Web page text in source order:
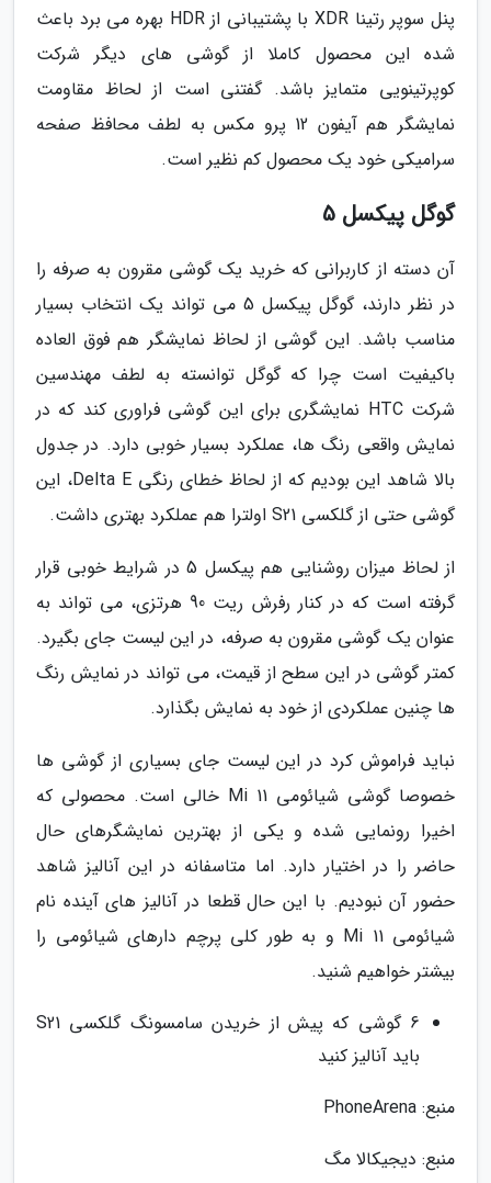
پنل سوپر رتینا XDR با پشتیبانی از HDR بهره می برد باعث
شده این محصول کاملا از گوشی های دیگر شرکت
کوپرتینویی متمایز باشد. گفتنی است از لحاظ مقاومت
نمایشگر هم آیفون 12 پرو مکس به لطف محافظ صفحه
سرامیکی خود یک محصول کم نظیر است.
گوگل پیکسل 5
آن دسته از کاربرانی که خرید یک گوشی مقرون به صرفه را
در نظر دارند، گوگل پیکسل 5 می تواند یک انتخاب بسیار
مناسب باشد. این گوشی از لحاظ نمایشگر هم فوق العاده
باکیفیت است چرا که گوگل توانسته به لطف مهندسین
شرکت HTC نمایشگری برای این گوشی فراوری کند که در
نمایش واقعی رنگ ها، عملکرد بسیار خوبی دارد. در جدول
بالا شاهد این بودیم که از لحاظ خطای رنگی Delta E، این
گوشی حتی از گلکسی S21 اولترا هم عملکرد بهتری داشت.
از لحاظ میزان روشنایی هم پیکسل 5 در شرایط خوبی قرار
گرفته است که در کنار رفرش ریت 90 هرتزی، می تواند به
عنوان یک گوشی مقرون به صرفه، در این لیست جای بگیرد.
کمتر گوشی در این سطح از قیمت، می تواند در نمایش رنگ
ها چنین عملکردی از خود به نمایش بگذارد.
نباید فراموش کرد در این لیست جای بسیاری از گوشی ها
خصوصا گوشی شیائومی Mi 11 خالی است. محصولی که
اخیرا رونمایی شده و یکی از بهترین نمایشگرهای حال
حاضر را در اختیار دارد. اما متاسفانه در این آنالیز شاهد
حضور آن نبودیم. با این حال قطعا در آنالیز های آینده نام
شیائومی Mi 11 و به طور کلی پرچم دارهای شیائومی را
بیشتر خواهیم شنید.
6 گوشی که پیش از خریدن سامسونگ گلکسی S21
باید آنالیز کنید
منبع: PhoneArena
منبع: دیجیکالا مگ